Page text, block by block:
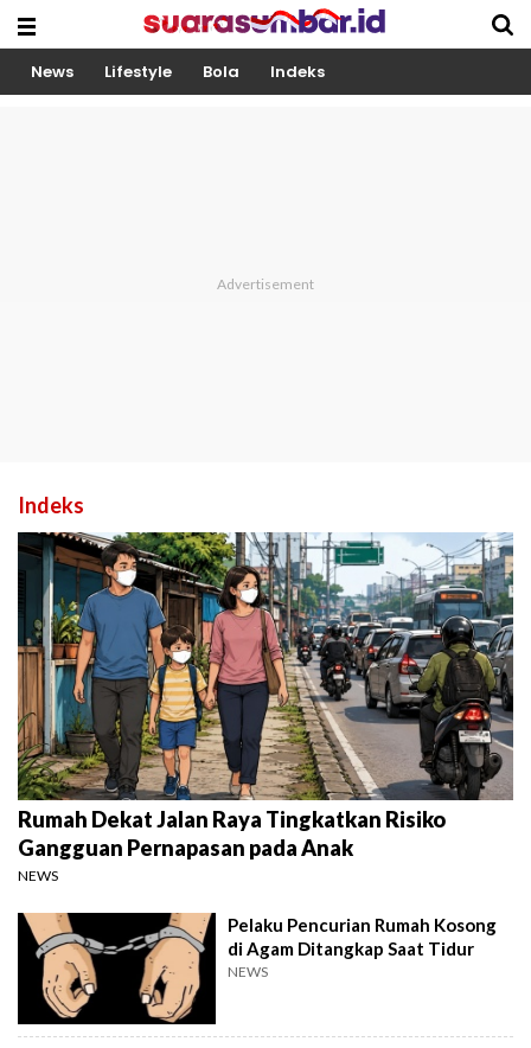
News Lifestyle Bola Indeks
Indeks
Rumah Dekat Jalan Raya Tingkatkan Risiko
Gangguan Pernapasan pada Anak
NEWS
Pelaku Pencurian Rumah Kosong
di Agam Ditangkap Saat Tidur
NEWS